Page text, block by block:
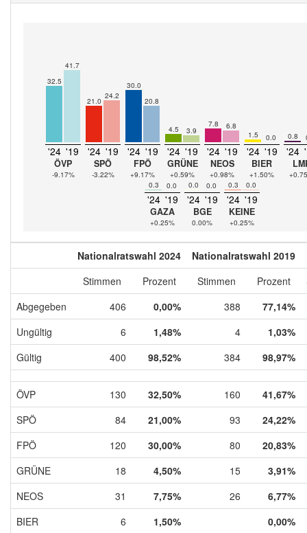
32.5
41.7
'24 '19
ÖVP
-9.17%
21.0
24.2
'24 '19
SPÖ
-3.22%
30.0
20.8
'24 '19
FPÖ
+9.17%
4.5 3.9
'24 '19
GRÜNE
+0.59%
7.8 6.8
'24 '19
NEOS
+0.98%
1.5 0.0
'24 '19
BIER
+1.50%
0.8
'24
0.3
0.0
'24 '19
GAZA
+0.25%
0.0 0.0
'24 '19
BGE
0.00%
0.3 0.0
'24 '19
KEINE
+0.25%
Nationalratswahl 2024
Nationalratswahl 2019
Stimmen
Prozent Stimmen Prozent
Abgegeben
406 0,00% 388
77,14%
Ungültig
6 1,48% 4
1,03%
Gültig
400 98,52% 384 98,97%
ÖVP 130 32,50% 160
41,67%
SPÖ
84 21,00% 93
24,22%
FPÖ
120 30,00% 80
20,83%
GRÜNE
18 4,50% 15
3,91%
NEOS
31 7,75% 26
6,77%
BIER
6 1,50%
0,00%